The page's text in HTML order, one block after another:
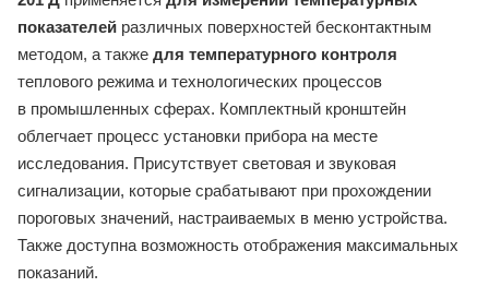
показателей различных поверхностей бесконтактным
методом, а также для температурного контроля
теплового режима и технологических процессов
в промышленных сферах. Комплектный кронштейн
облегчает процесс установки прибора на месте
исследования. Присутствует световая и звуковая
сигнализации, которые срабатывают при прохождении
пороговых значений, настраиваемых в меню устройства.
Также доступна возможность отображения максимальных
показаний.